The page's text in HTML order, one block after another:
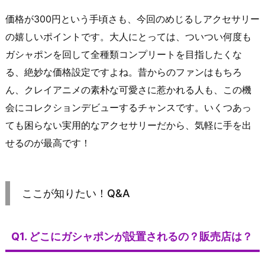
価格が300円という手頃さも、今回のめじるしアクセサリー
の嬉しいポイントです。大人にとっては、ついつい何度も
ガシャポンを回して全種類コンプリートを目指したくな
る、絶妙な価格設定ですよね。昔からのファンはもちろ
ん、クレイアニメの素朴な可愛さに惹かれる人も、この機
会にコレクションデビューするチャンスです。いくつあっ
ても困らない実用的なアクセサリーだから、気軽に手を出
せるのが最高です！
ここが知りたい！Q&A
Q1. どこにガシャポンが設置されるの？販売店は？